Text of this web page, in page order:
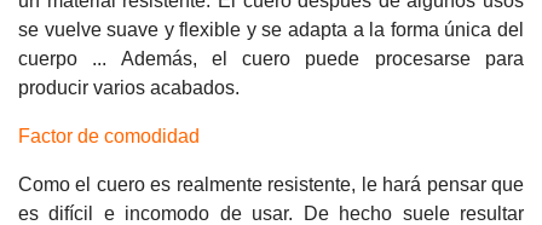
se vuelve suave y flexible y se adapta a la forma única del
cuerpo ... Además, el cuero puede procesarse para
producir varios acabados.
Factor de comodidad
Como el cuero es realmente resistente, le hará pensar que
es difícil e incomodo de usar. De hecho suele resultar